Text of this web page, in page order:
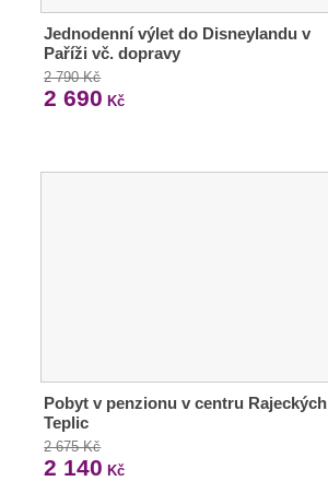
Jednodenní výlet do Disneylandu v
Paříži vč. dopravy
2 790 Kč
2 690 Kč
Pobyt v penzionu v centru Rajeckých
Teplic
2 675 Kč
2 140 Kč